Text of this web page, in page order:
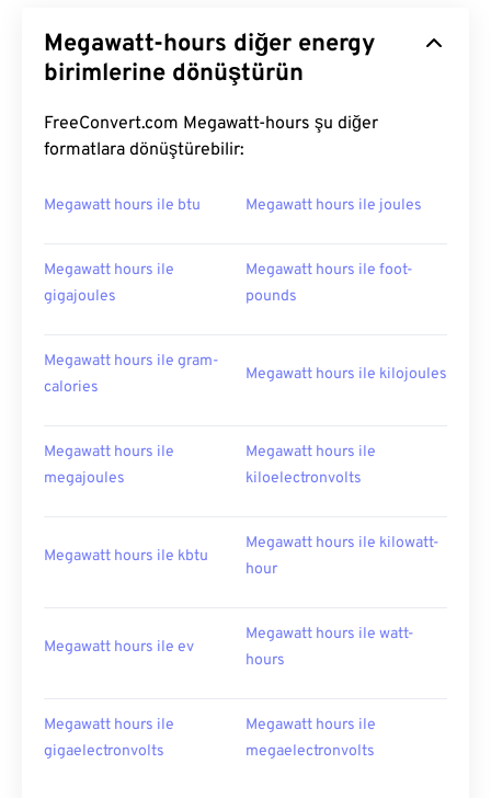
Megawatt-hours diğer energy
birimlerine dönüştürün
FreeConvert.com Megawatt-hours şu diğer
formatlara dönüştürebilir:
Megawatt hours ile btu Megawatt hours ile joules
Megawatt hours ile
gigajoules
Megawatt hours ile foot-
pounds
Megawatt hours ile gram-
calories
Megawatt hours ile kilojoules
Megawatt hours ile
megajoules
Megawatt hours ile
kiloelectronvolts
Megawatt hours ile kbtu
Megawatt hours ile kilowatt-
hour
Megawatt hours ile ev
Megawatt hours ile watt-
hours
Megawatt hours ile
gigaelectronvolts
Megawatt hours ile
megaelectronvolts